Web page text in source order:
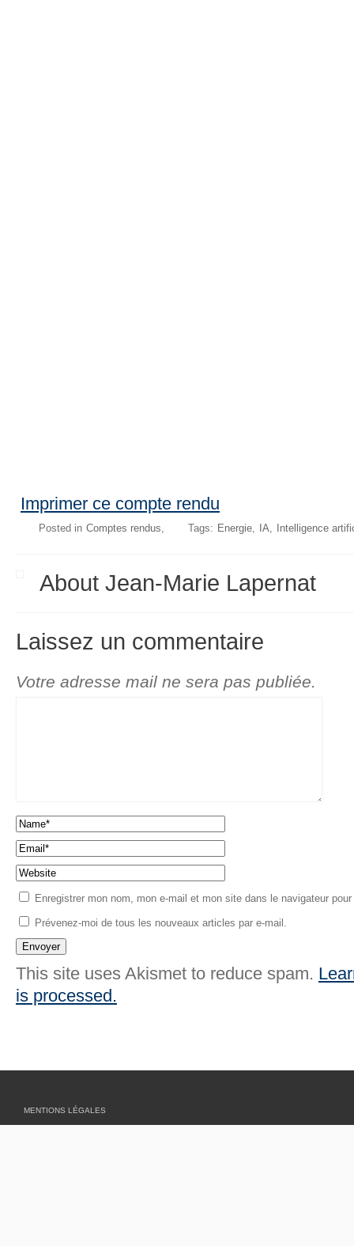
Imprimer ce compte rendu
Posted in Comptes rendus Tags: Energie IA Intelligence
About Jean-Marie Lapernat
Laissez un commentaire
Votre adresse mail ne sera pas publiée.
Enregistrer mon nom, mon e-mail et mon site dans le navigateur
Prévenez-moi de tous les nouveaux articles par e-mail.
This site uses Akismet to reduce spam.
is processed.
MENTIONS LÉGALES